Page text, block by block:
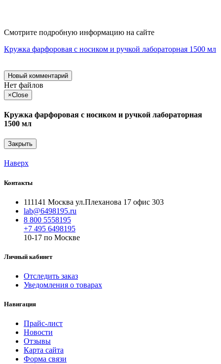
Смотрите подробную информацию на сайте
Кружка фарфоровая с носиком и ручкой лабораторная 1500 мл
Новый комментарий
Нет файлов
×Close
Кружка фарфоровая с носиком и ручкой лабораторная
1500 мл
Закрыть
Наверх
Контакты
111141 Москва ул.Плеханова 17 офис 303
lab@6498195.ru
8 800 5558195
+7 495 6498195
10-17 по Москве
Личный кабинет
Отследить заказ
Уведомления о товарах
Навигация
Прайс-лист
Новости
Отзывы
Карта сайта
Форма связи